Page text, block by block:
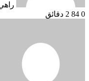
0
2 دقائق